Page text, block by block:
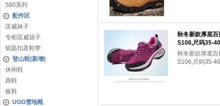
580系列
配件区
匡威袜子
专柜匡威袋子
钥匙扣及鞋带
登山鞋(新增)
休闲鞋
跑鞋
板鞋
UGG雪地靴
秋冬新款厚底
S106,尺码35-40
秋冬新款厚底
S106,尺码35-40